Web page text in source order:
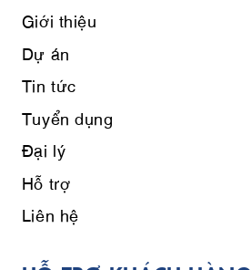
Giới thiệu
Dự án
Tin tức
Tuyển dụng
Đại lý
Hỗ trợ
Liên hệ